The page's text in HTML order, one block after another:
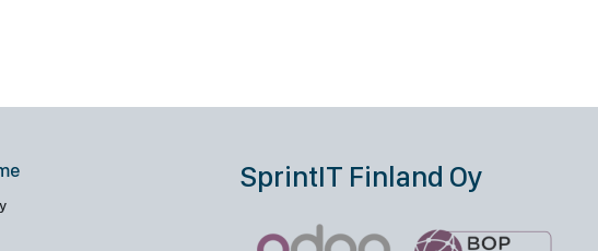
SprintIT Finland Oy